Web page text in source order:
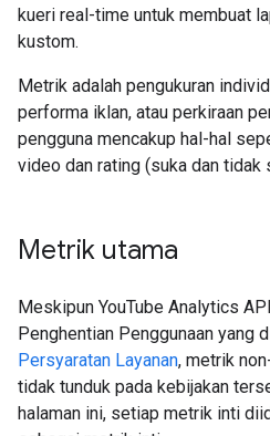
kueri real-time untuk membuat
kustom.
Metrik adalah pengukuran
performa iklan, atau perkiraan
pengguna mencakup hal-hal
video dan rating (suka dan tidak
Metrik utama
Meskipun YouTube Analytics
Penghentian Penggunaan yang
Persyaratan Layanan, metrik
tidak tunduk pada kebijakan
halaman ini, setiap metrik inti